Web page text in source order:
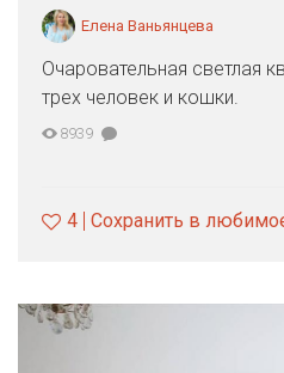
Елена Ваньянцева
Очаровательная светлая
трех человек и кошки.
8939
4 Сохранить в